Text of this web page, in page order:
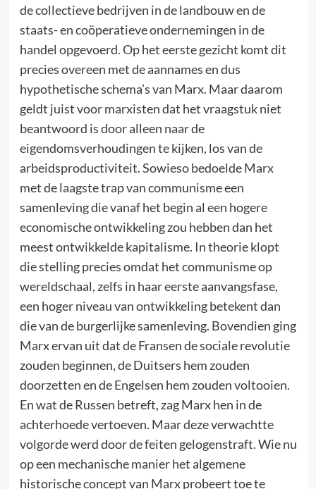
de collectieve bedrijven in de landbouw en de
staats- en coöperatieve ondernemingen in de
handel opgevoerd. Op het eerste gezicht komt dit
precies overeen met de aannames en dus
hypothetische schema’s van Marx. Maar daarom
geldt juist voor marxisten dat het vraagstuk niet
beantwoord is door alleen naar de
eigendomsverhoudingen te kijken, los van de
arbeidsproductiviteit. Sowieso bedoelde Marx
met de laagste trap van communisme een
samenleving die vanaf het begin al een hogere
economische ontwikkeling zou hebben dan het
meest ontwikkelde kapitalisme. In theorie klopt
die stelling precies omdat het communisme op
wereldschaal, zelfs in haar eerste aanvangsfase,
een hoger niveau van ontwikkeling betekent dan
die van de burgerlijke samenleving. Bovendien ging
Marx ervan uit dat de Fransen de sociale revolutie
zouden beginnen, de Duitsers hem zouden
doorzetten en de Engelsen hem zouden voltooien.
En wat de Russen betreft, zag Marx hen in de
achterhoede vertoeven. Maar deze verwachtte
volgorde werd door de feiten gelogenstraft. Wie nu
op een mechanische manier het algemene
historische concept van Marx probeert toe te